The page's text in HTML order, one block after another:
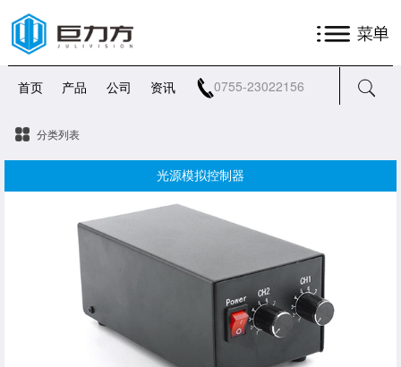
首页 产品 公司 资讯 0755-23022156
分类列表
光源模拟控制器